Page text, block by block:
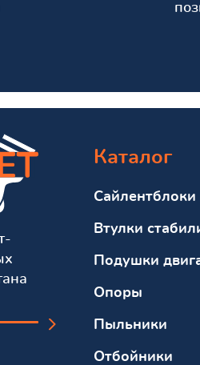
Каталог
Сайлентблоки
Втулки
Подушки
Опоры
Пыльники
Отбойники